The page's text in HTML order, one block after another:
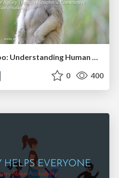
The Organizational Zoo: Understanding Human Behavior Agility Through Metaphoric Constructive Conversations (based on the works of Arthur Shelley, Ph.D)
0 400